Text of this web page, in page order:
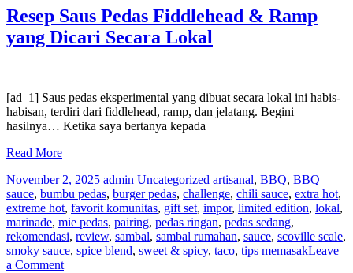
and
Mortar
Hot
the
World
Resep Saus Pedas Fiddlehead & Ramp
yang Dicari Secara Lokal
[ad_1] Saus pedas eksperimental yang dibuat secara lokal ini habis-
habisan, terdiri dari fiddlehead, ramp, dan jelatang. Begini
hasilnya… Ketika saya bertanya kepada
Read More
November 2, 2025 admin Uncategorized artisanal, BBQ, BBQ
sauce, bumbu pedas, burger pedas, challenge, chili sauce, extra hot,
extreme hot, favorit komunitas, gift set, impor, limited edition, lokal,
marinade, mie pedas, pairing, pedas ringan, pedas sedang,
rekomendasi, review, sambal, sambal rumahan, sauce, scoville scale,
smoky sauce, spice blend, sweet & spicy, taco, tips memasakLeave
a Commenton